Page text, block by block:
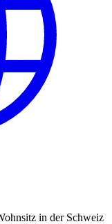
in der Schweiz